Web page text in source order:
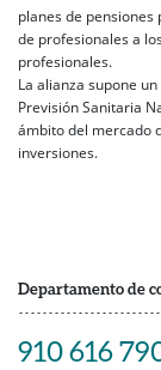
planes de
de profesionales a
profesionales.
La alianza supone
Previsión Sanitaria
ámbito del mercado
inversiones.
Departamento de
910 616